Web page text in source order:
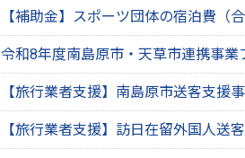
【補助金】スポーツ団体の宿泊費（
令和8年度南島原市・天草市連携事
【旅行業者支援】南島原市送客支援
【旅行業者支援】訪日在留外国人送